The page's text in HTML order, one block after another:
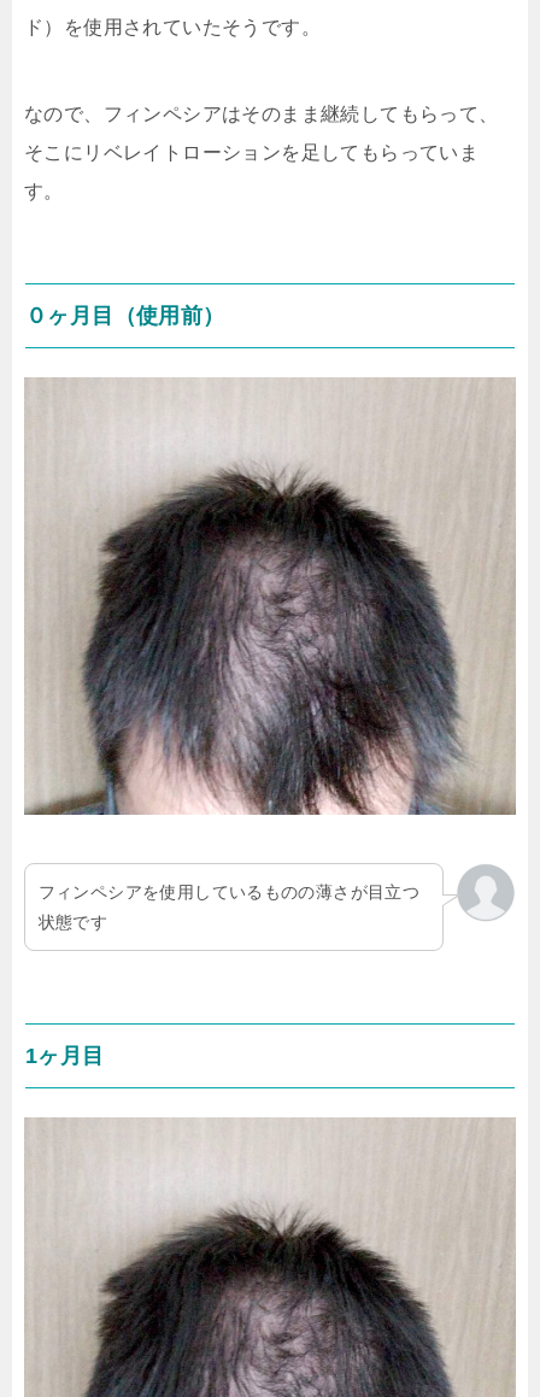
ド）を使用されていたそうです。
なので、フィンペシアはそのまま継続してもらって、
そこにリベレイトローションを足してもらっていま
す。
０ヶ月目（使用前）
フィンペシアを使用しているものの薄さが目立つ
状態です
1ヶ月目